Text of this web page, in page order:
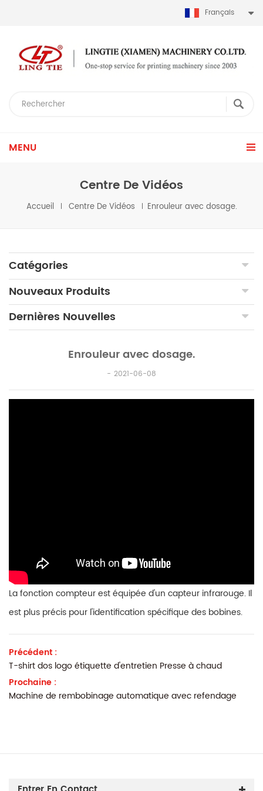
Français
MENU
Centre De Vidéos
Accueil Centre De Vidéos Enrouleur avec dosage.
Catégories
Nouveaux Produits
Dernières Nouvelles
Enrouleur avec dosage.
2021-06-08
La fonction compteur est équipée d'un capteur infrarouge. Il
est plus précis pour l'identification spécifique des bobines.
Précédent :
T-shirt dos logo étiquette d'entretien Presse à chaud
Prochaine :
Machine de rembobinage automatique avec refendage